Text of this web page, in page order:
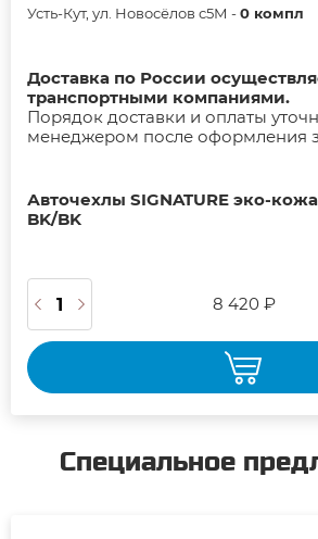
Усть-Кут, ул. Новосёлов с5М -0 компл
Доставка по России
транспортными компаниями.
Порядок доставки и оплаты
менеджером после оформления
Авточехлы SIGNATURE эко-кожа
BK/BK
8 420 ₽
Специальное